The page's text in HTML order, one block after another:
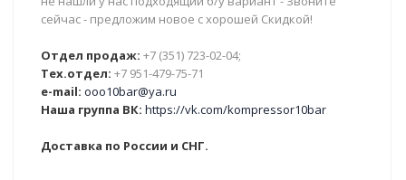
сейчас - предложим новое с хорошей Скидкой!
Отдел продаж: +7 (351) 723-02-04;
Тех.отдел: +7 951-479-75-71
e-mail: ooo10bar@ya.ru
Наша группа ВК: https://vk.com/kompressor10bar
Доставка по России и СНГ.